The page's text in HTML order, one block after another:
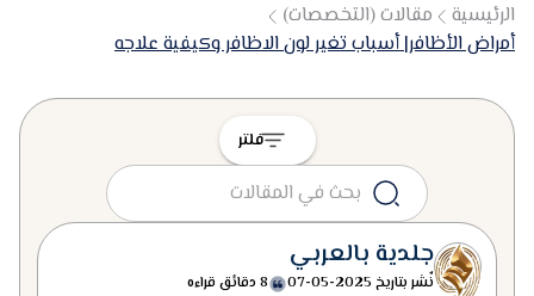
الرئيسية
مقالات (التخصصات)
أمراض الأظافر| أسباب تغير لون الاظافر وكيفية علاجه
فلتر
جلدية بالعربي
نٌشر بتاريخ 2025-05-07 8 دقائق قراءه